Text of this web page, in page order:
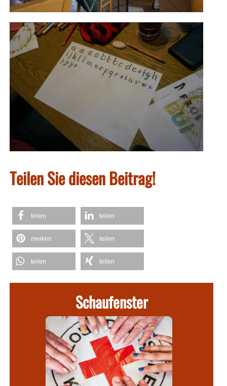
Teilen Sie diesen Beitrag!
teilen teilen
merken teilen
teilen teilen
Schaufenster